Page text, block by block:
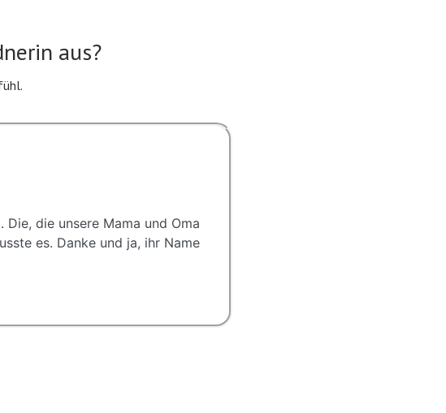
aus?
die unsere Mama und Oma
es. Danke und ja, ihr Name